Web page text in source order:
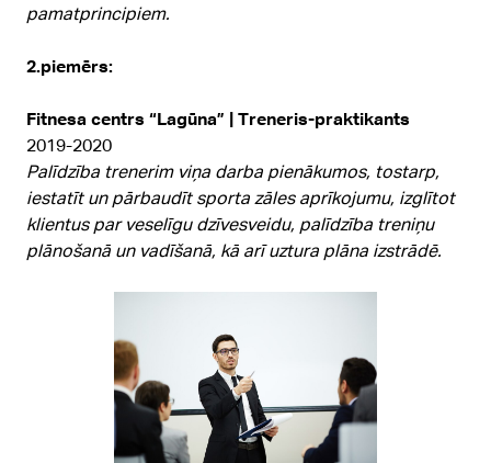
pamatprincipiem.
2.piemērs:
Fitnesa centrs “Lagūna” | Treneris-praktikants
2019-2020
Palīdzība trenerim viņa darba pienākumos, tostarp,
iestatīt un pārbaudīt sporta zāles aprīkojumu, izglītot
klientus par veselīgu dzīvesveidu, palīdzība treniņu
plānošanā un vadīšanā, kā arī uztura plāna izstrādē.